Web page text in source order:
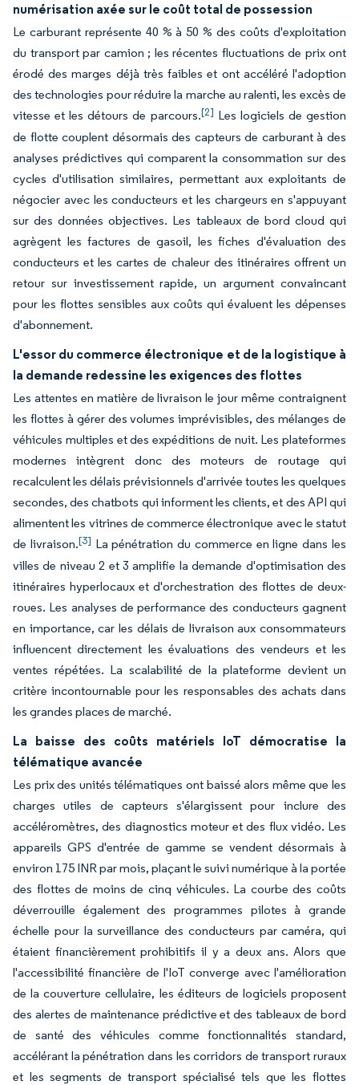
numérisation axée sur le coût total de possession
Le carburant représente 40 % à 50 % des coûts d'exploitation
du transport par camion ; les récentes fluctuations de prix ont
érodé des marges déjà très faibles et ont accéléré l'adoption
des technologies pour réduire la marche au ralenti, les excès de
vitesse et les détours de parcours.[2] Les logiciels de gestion
de flotte couplent désormais des capteurs de carburant à des
analyses prédictives qui comparent la consommation sur des
cycles d'utilisation similaires, permettant aux exploitants de
négocier avec les conducteurs et les chargeurs en s'appuyant
sur des données objectives. Les tableaux de bord cloud qui
agrègent les factures de gasoil, les fiches d'évaluation des
conducteurs et les cartes de chaleur des itinéraires offrent un
retour sur investissement rapide, un argument convaincant
pour les flottes sensibles aux coûts qui évaluent les dépenses
d'abonnement.
L'essor du commerce électronique et de la logistique à
la demande redessine les exigences des flottes
Les attentes en matière de livraison le jour même contraignent
les flottes à gérer des volumes imprévisibles, des mélanges de
véhicules multiples et des expéditions de nuit. Les plateformes
modernes intègrent donc des moteurs de routage qui
recalculent les délais prévisionnels d'arrivée toutes les quelques
secondes, des chatbots qui informent les clients, et des API qui
alimentent les vitrines de commerce électronique avec le statut
de livraison.[3] La pénétration du commerce en ligne dans les
villes de niveau 2 et 3 amplifie la demande d'optimisation des
itinéraires hyperlocaux et d'orchestration des flottes de deux-
roues. Les analyses de performance des conducteurs gagnent
en importance, car les délais de livraison aux consommateurs
influencent directement les évaluations des vendeurs et les
ventes répétées. La scalabilité de la plateforme devient un
critère incontournable pour les responsables des achats dans
les grandes places de marché.
La baisse des coûts matériels IoT démocratise la
télématique avancée
Les prix des unités télématiques ont baissé alors même que les
charges utiles de capteurs s'élargissent pour inclure des
accéléromètres, des diagnostics moteur et des flux vidéo. Les
appareils GPS d'entrée de gamme se vendent désormais à
environ 175 INR par mois, plaçant le suivi numérique à la portée
des flottes de moins de cinq véhicules. La courbe des coûts
déverrouille également des programmes pilotes à grande
échelle pour la surveillance des conducteurs par caméra, qui
étaient financièrement prohibitifs il y a deux ans. Alors que
l'accessibilité financière de l'IoT converge avec l'amélioration
de la couverture cellulaire, les éditeurs de logiciels proposent
des alertes de maintenance prédictive et des tableaux de bord
de santé des véhicules comme fonctionnalités standard,
accélérant la pénétration dans les corridors de transport ruraux
et les segments de transport spécialisé tels que les flottes